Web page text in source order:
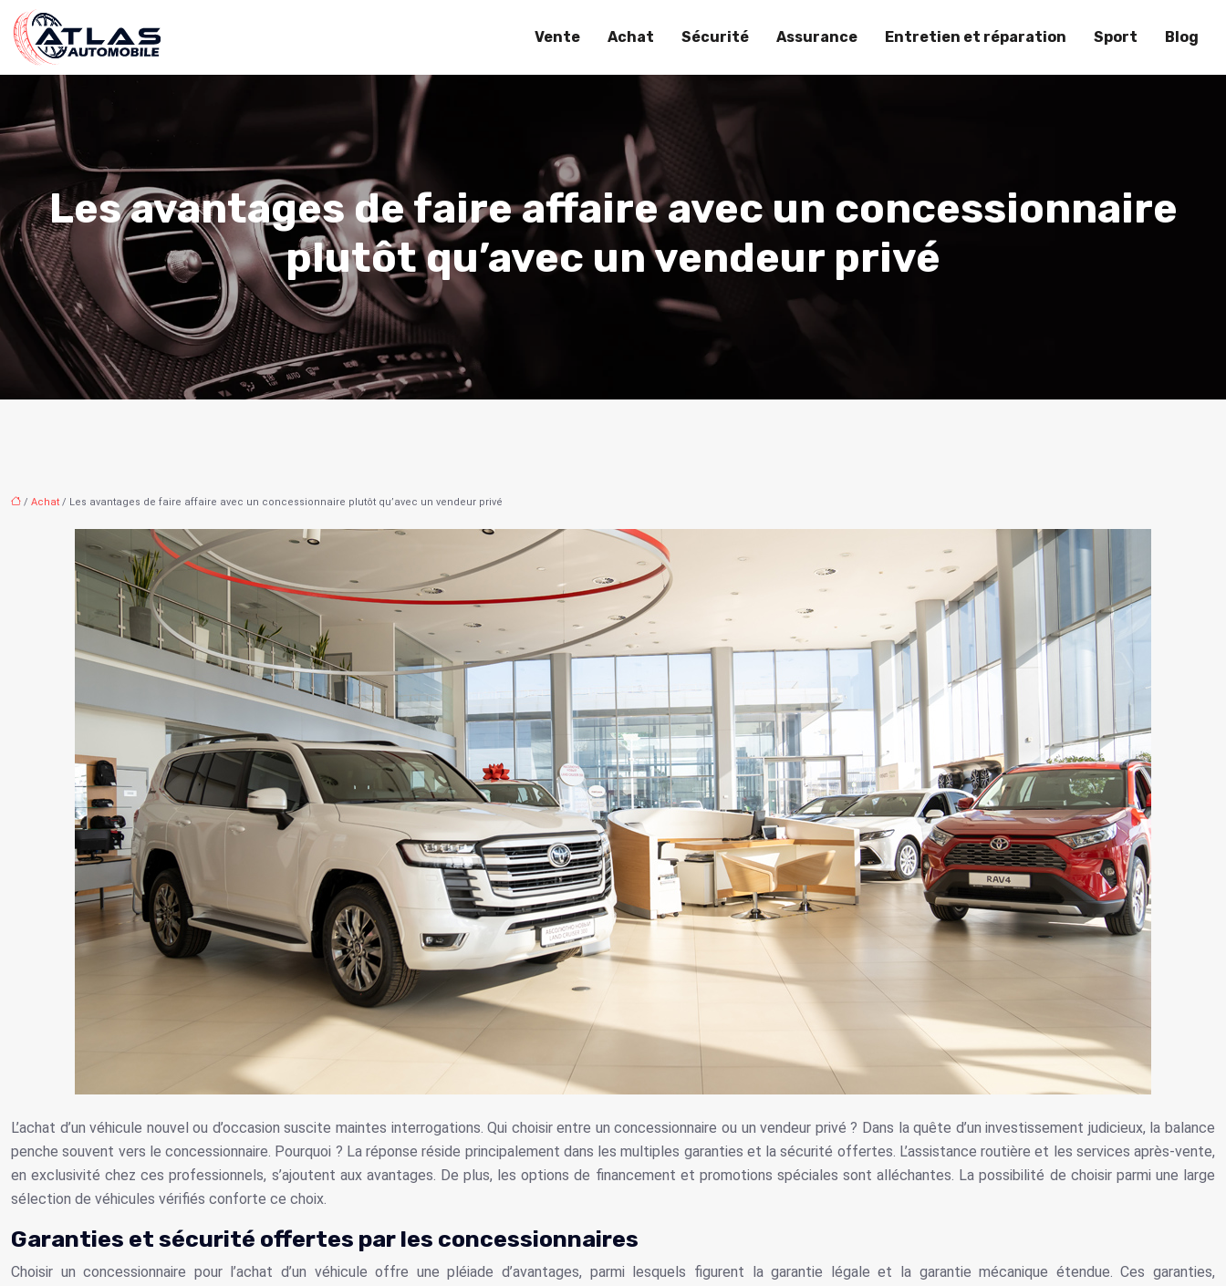
Vente Achat Sécurité Assurance Entretien et réparation Sport Blog
Les avantages de faire affaire avec un concessionnaire
plutôt qu’avec un vendeur privé
/ Achat / Les avantages de faire affaire avec un concessionnaire plutôt qu’avec un vendeur privé
L’achat d’un véhicule nouvel ou d’occasion suscite maintes interrogations. Qui choisir entre un concessionnaire ou un vendeur privé ? Dans la quête d’un investissement judicieux, la balance
penche souvent vers le concessionnaire. Pourquoi ? La réponse réside principalement dans les multiples garanties et la sécurité offertes. L’assistance routière et les services après-vente,
en exclusivité chez ces professionnels, s’ajoutent aux avantages. De plus, les options de financement et promotions spéciales sont alléchantes. La possibilité de choisir parmi une large
sélection de véhicules vérifiés conforte ce choix.
Garanties et sécurité offertes par les concessionnaires
Choisir un concessionnaire pour l’achat d’un véhicule offre une pléiade d’avantages, parmi lesquels figurent la garantie légale et la garantie mécanique étendue. Ces garanties,